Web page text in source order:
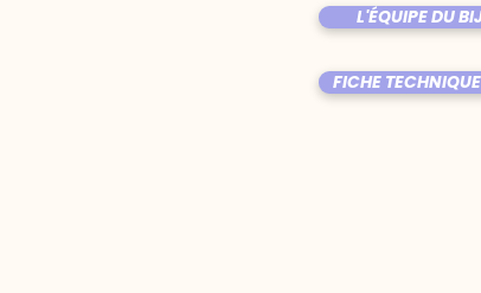
L'ÉQUIPE DU
FICHE